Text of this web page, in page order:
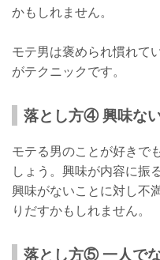
かもしれません。
モテ男は褒められ慣れてい
がテクニックです。
落とし方④ 興味な
モテる男のことが好きで
しょう。興味が内容に振
興味がないことに対し不
りだすかもしれません。
落とし方⑤ 一人で